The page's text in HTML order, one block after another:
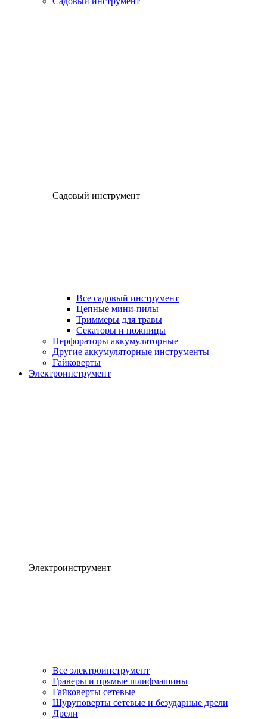
Садовый инструмент
Все садовый инструмент
Цепные мини-пилы
Триммеры для травы
Секаторы и ножницы
Перфораторы аккумуляторные
Другие аккумуляторные инструменты
Гайковерты
Электроинструмент
Электроинструмент
Все электроинструмент
Граверы и прямые шлифмашины
Гайковерты сетевые
Шуруповерты сетевые и безударные дрели
Дрели